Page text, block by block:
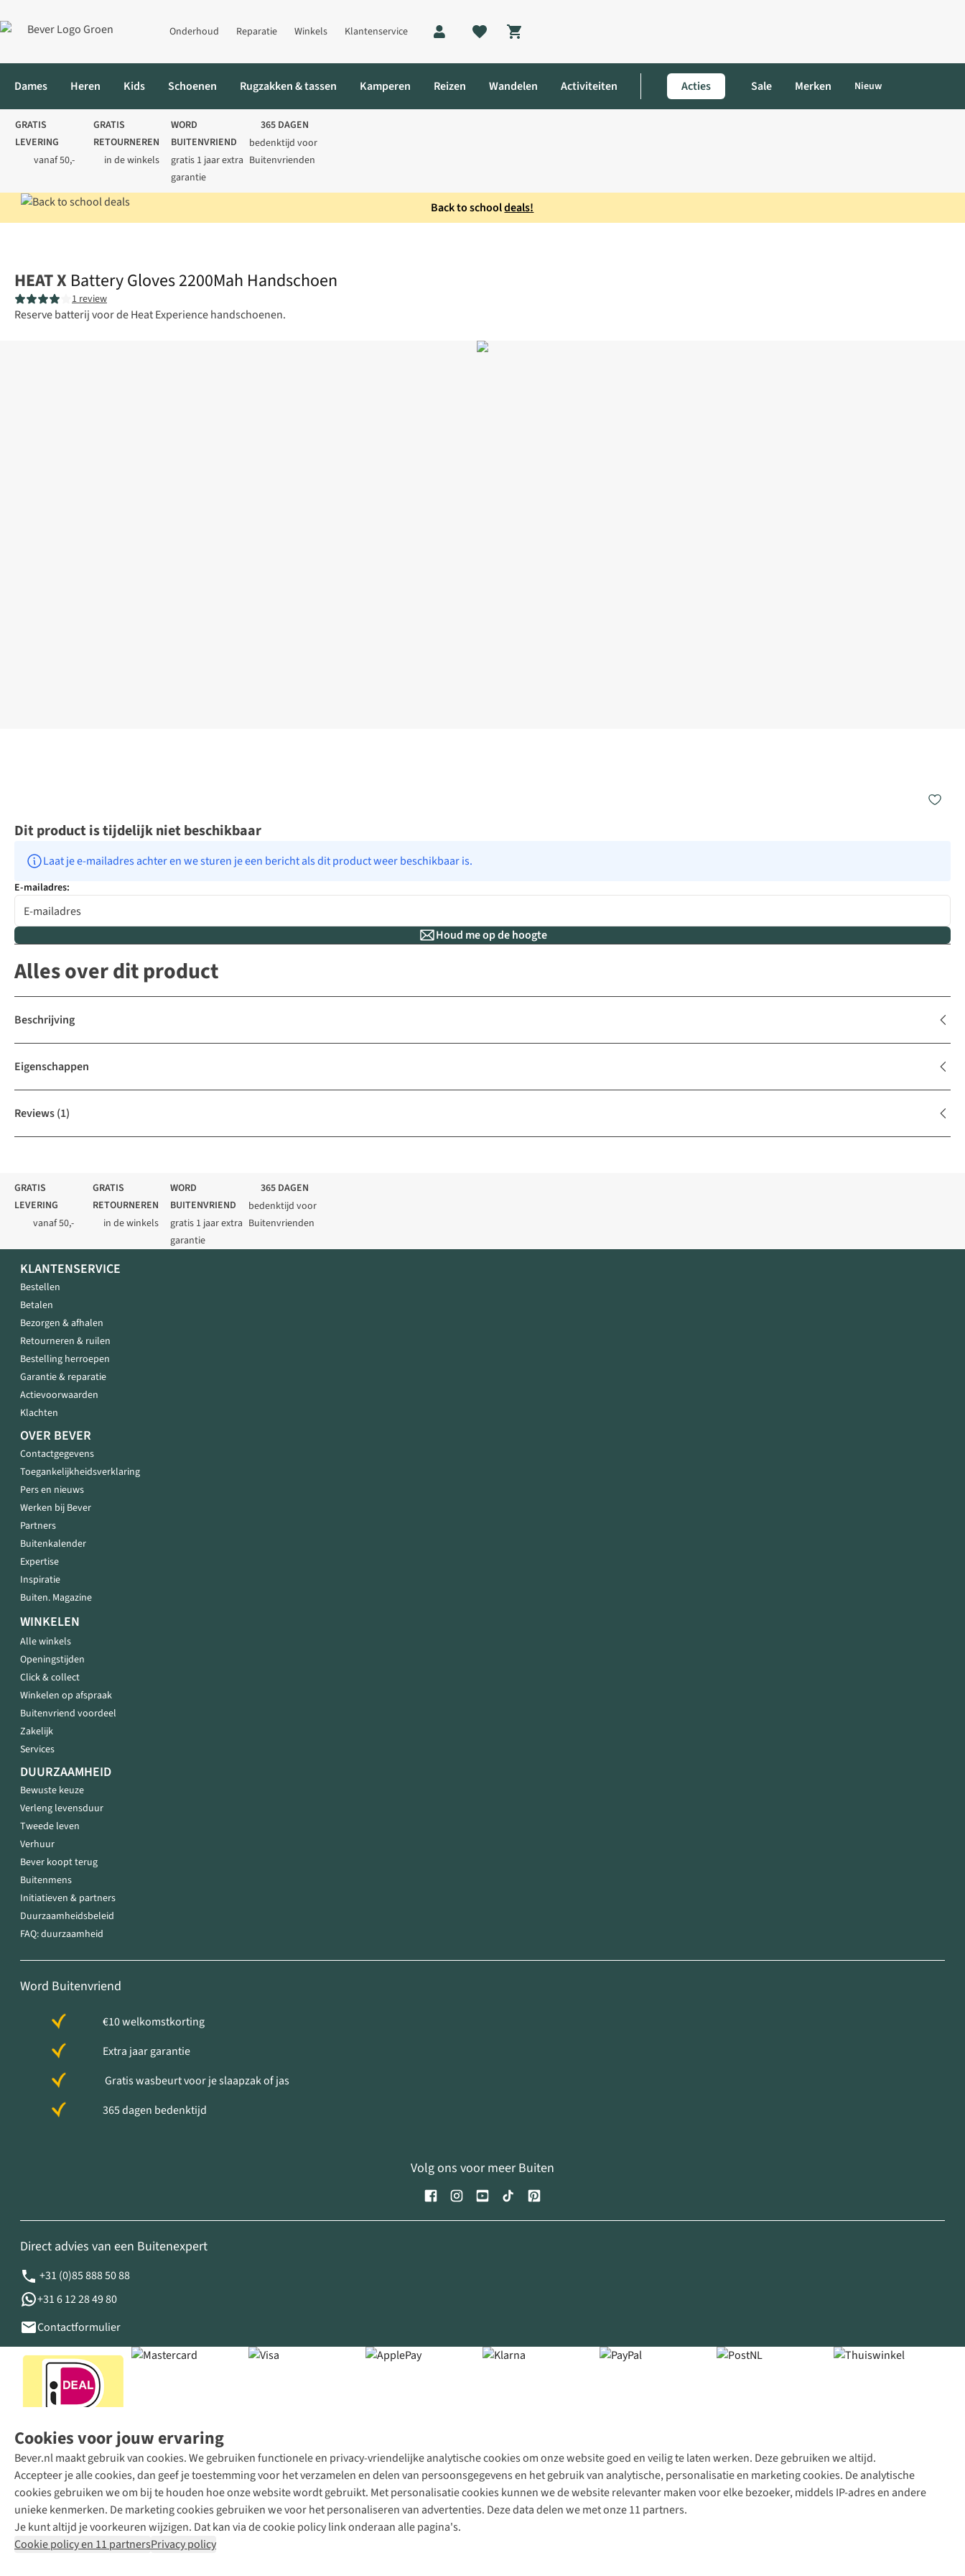
Onderhoud Reparatie Winkels Klantenservice
Shopping cart
Dames Heren Kids Schoenen Rugzakken & tassen Kamperen Reizen Wandelen Activiteiten Acties Sale Merken Nieuw
GRATIS
LEVERING
vanaf 50,-
GRATIS
RETOURNEREN
in de winkels
WORD
BUITENVRIEND
gratis 1 jaar extra
garantie
365 DAGEN
bedenktijd voor
Buitenvrienden
Back to schooldeals!
HEAT X Battery Gloves 2200Mah Handschoen
1 review
Reserve batterij voor de Heat Experience handschoenen.
Dit product is tijdelijk niet beschikbaar
Laat je e-mailadres achter en we sturen je een bericht als dit product weer beschikbaar is.
E-mailadres:
Houd me op de hoogte
Alles over dit product
Beschrijving
Eigenschappen
Reviews(1)
Cookies voor jouw ervaring
Bever.nl maakt gebruik van cookies. We gebruiken functionele en privacy-vriendelijke analytische cookies om onze website goed en veilig te laten werken. Deze gebruiken we altijd.
Accepteer je alle cookies, dan geef je toestemming voor het verzamelen en delen van persoonsgegevens en het gebruik van analytische, personalisatie en marketing cookies. De analytische
cookies gebruiken we om bij te houden hoe onze website wordt gebruikt. Met personalisatie cookies kunnen we de website relevanter maken voor elke bezoeker, middels IP-adres en andere
unieke kenmerken. De marketing cookies gebruiken we voor het personaliseren van advertenties. Deze data delen we met onze 11 partners.
Je kunt altijd je voorkeuren wijzigen. Dat kan via de cookie policy link onderaan alle pagina's.
Cookie policy en 11 partnersPrivacy policy
GRATIS
LEVERING
vanaf 50,-
GRATIS
RETOURNEREN
in de winkels
WORD
BUITENVRIEND
gratis 1 jaar extra
garantie
365 DAGEN
bedenktijd voor
Buitenvrienden
KLANTENSERVICE
Bestellen
Betalen
Bezorgen & afhalen
Retourneren & ruilen
Bestelling herroepen
Garantie & reparatie
Actievoorwaarden
Klachten
OVER BEVER
Contactgegevens
Toegankelijkheidsverklaring
Pers en nieuws
Werken bij Bever
Partners
Buitenkalender
Expertise
Inspiratie
Buiten. Magazine
WINKELEN
Alle winkels
Openingstijden
Click & collect
Winkelen op afspraak
Buitenvriend voordeel
Zakelijk
Services
DUURZAAMHEID
Bewuste keuze
Verleng levensduur
Tweede leven
Verhuur
Bever koopt terug
Buitenmens
Initiatieven & partners
Duurzaamheidsbeleid
FAQ: duurzaamheid
Word Buitenvriend
€10 welkomstkorting
Extra jaar garantie
Gratis wasbeurt voor je slaapzak of jas
365 dagen bedenktijd
Volg ons voor meer Buiten
Direct advies van een Buitenexpert
+31 (0)85 888 50 88
+31 6 12 28 49 80
Contactformulier